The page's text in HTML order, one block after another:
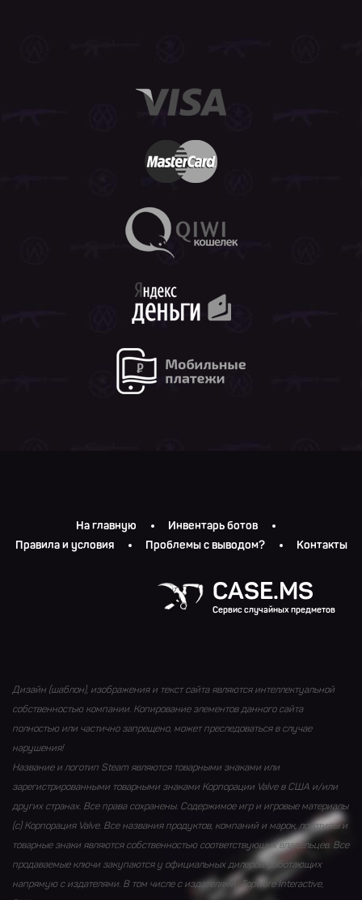
На главную
Инвентарь ботов
Правила и условия
Проблемы с выводом? Контакты
CASE.MS
Сервис случайных предметов
Дизайн (шаблон), изображения и текст сайта являются интеллектуальной
собственностью компании. Копирование элементов данного сайта
полностью или частично запрещено, может преследоваться в случае
нарушения!
Название и логотип Steam являются товарными знаками или
зарегистрированными товарными знаками Корпорации Valve в США и/или
других странах. Все права сохранены. Содержимое игр и игровые материалы
(с) Корпорация Valve. Все названия продуктов, компаний и марок, логотипы и
товарные знаки являются собственностью соответствующих владельцев. Все
продаваемые ключи закупаются у официальных дилеров, работающих
напрямую с издателями. В том числе с издателями: Topware Interactive,